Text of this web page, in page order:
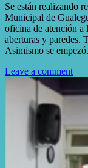
Se están realizando
Municipal de
oficina de atención a
aberturas y paredes.
Asimismo se
Leave a comment